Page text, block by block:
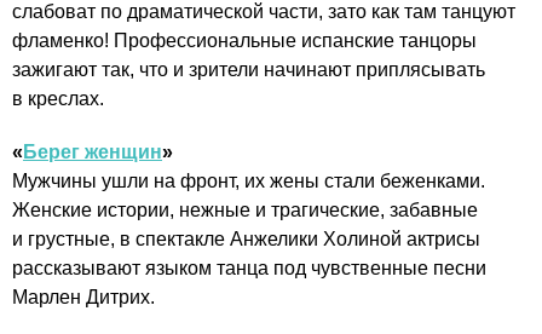
слабоват по драматической части, зато как там танцуют
фламенко! Профессиональные испанские танцоры
зажигают так, что и зрители начинают приплясывать
в креслах.
« Берег женщин»
Мужчины ушли на фронт, их жены стали беженками.
Женские истории, нежные и трагические, забавные
и грустные, в спектакле Анжелики Холиной актрисы
рассказывают языком танца под чувственные песни
Марлен Дитрих.